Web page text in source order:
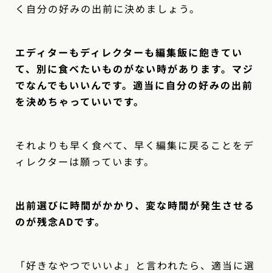
く自分の好みの出前に決めましょう。
エディターもディレクターも編集飯に飽きてい
て、別に食べたいものがない時があります。マジ
でなんでもいいんです。適当に自分の好みの出前
を決めちゃっていいです。
それよりも早く食べて、早く編集に戻ることをデ
ィレクターは願っています。
出前選びに時間がかかり、変な時間が発生させる
のが残念ADです。
「好きなやつでいいよ」と言われたら、適当に選